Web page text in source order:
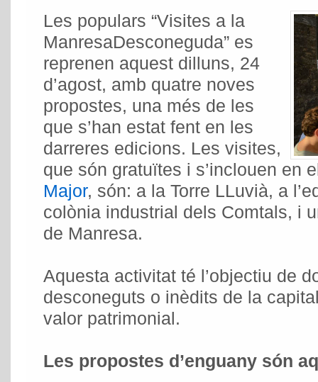
Les populars “Visites a la
ManresaDesconeguda” es
reprenen aquest dilluns, 24
d’agost, amb quatre noves
propostes, una més de les
que s’han estat fent en les
darreres edicions. Les visites,
que són gratuïtes i s’inclouen en
Major, són: a la Torre LLuvià, a
colònia industrial dels Comtals, i
de Manresa.
Aquesta activitat té l’objectiu de
desconeguts o inèdits de la
valor patrimonial.
Les propostes d’enguany són